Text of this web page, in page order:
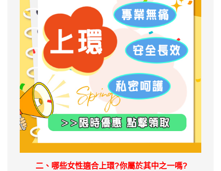
二、哪些女性適合上環?你屬於其中之一嗎?